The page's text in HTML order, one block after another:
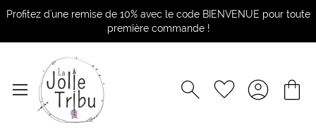
Profitez d'une remise de 10% avec le code BIENVENUE pour toute
première commande !